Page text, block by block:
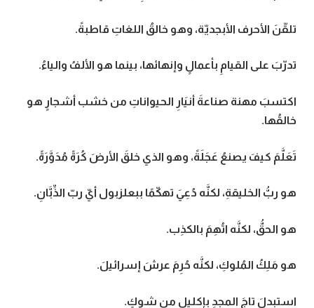
تلقّنَ الأحرف الأبجديّة، وهو خالقُ اللغاتِ قاطبةً.
تدرّبَ على القيامِ بأعمالٍ وإنهائها، بينما هو الألفُ والياءُ.
اكتسبَ مهنة صناعةَ أنيَارِ الحيواناتِ من خشب أشجارٍ هو
خالقُها.
تَعَلَّمَ كيفَ يصنعُ عَجَلَةً، وهو الذي خلقَ الأرضَ كُرَةً مُدَوَّرَةً.
هو ربُّ الخليقةِ، لكنَّه دُعِيَ تهكّمًا ببعلزبول أيّ ربّ الذِّبَّانِ.
هو الحقُّ، لكنَّه اتُهِمَ بالكذِب.
هو مَلِكُ المُلوكِ، لكنَّه حُرِمَ عرشَ إسرائيلَ.
استبدلَ تاجَ المجدِ بإكليلٍ من شوكٍ.